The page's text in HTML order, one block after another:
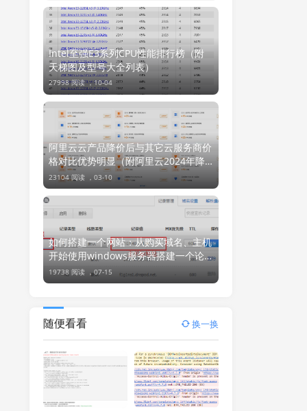
Intel至强E3系列CPU性能排行榜（附
天梯图及型号大全列表）
27998 阅读 ，10-04
阿里云云产品降价后与其它云服务商价
格对比优势明显（附阿里云2024年降
价信息汇总图）
23104 阅读 ， 03-10
如何搭建一个网站：从购买域名、主机
开始使用windows服务器搭建一个论
坛或网站
19738 阅读 ，07-15
随便看看 换一换